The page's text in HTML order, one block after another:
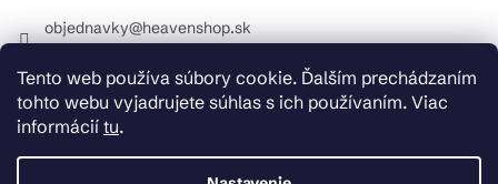
Tento web používa súbory cookie. Ďalším prechádzaním
tohto webu vyjadrujete súhlas s ich používaním. Viac
informácií tu.
objednavky@heavenshop.sk
_Info objednávky : +421 914 399 399 Pracovné dni od
8.00 hod. do 12.00 . REKLAMÁCIE : +421 914 399 399
HeavenShop.sk
HeavenShop.sk